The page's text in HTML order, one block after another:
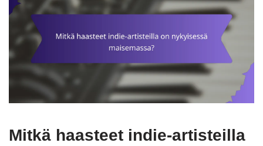
Mitkä haasteet indie-artisteilla